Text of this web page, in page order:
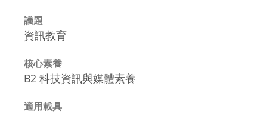
議題
資訊教育
核心素養
B2 科技資訊與媒體素養
適用載具